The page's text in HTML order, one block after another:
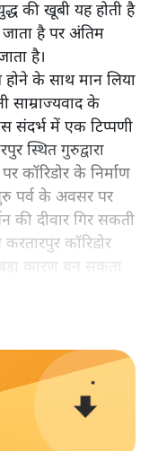
की खूबी यह होती है
जाता है पर अंतिम
है।
होने के साथ मान लिया
साम्राज्यवाद के
संदर्भ में एक टिप्पणी
स्थित गुरुद्वारा
कॉरिडोर के निर्माण
पर्व के अवसर पर
की दीवार गिर सकती
कॉरिडोर
कारण बन सकता